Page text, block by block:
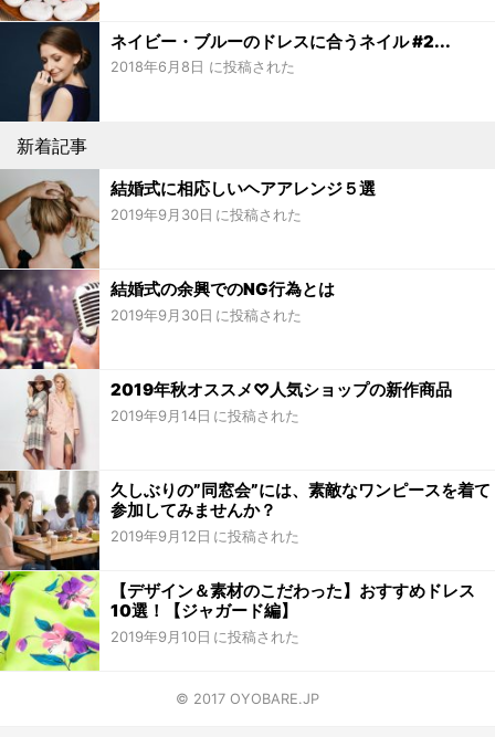
ネイビー・ブルーのドレスに合うネイル #2...
2018年6月8日 に投稿された
新着記事
結婚式に相応しいヘアアレンジ５選
2019年9月30日
結婚式の余興でのNG行為とは
2019年9月30日
2019年秋オススメ♡人気ショップの新作商品
2019年9月14日
久しぶりの”同窓会”には、素敵なワンピースを着て
参加してみませんか？
2019年9月12日
【デザイン＆素材のこだわった】おすすめドレス
10選！【ジャガード編】
2019年9月10日
© 2017 OYOBARE.JP